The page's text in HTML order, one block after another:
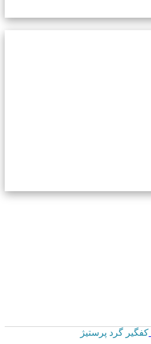
کفگیر گرد پرستیژ